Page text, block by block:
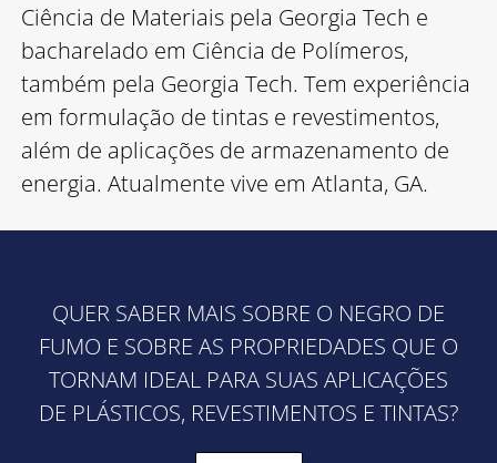
Ciência de Materiais pela Georgia Tech e
bacharelado em Ciência de Polímeros,
também pela Georgia Tech. Tem experiência
em formulação de tintas e revestimentos,
além de aplicações de armazenamento de
energia. Atualmente vive em Atlanta, GA.
QUER SABER MAIS SOBRE O NEGRO DE
FUMO E SOBRE AS PROPRIEDADES QUE O
TORNAM IDEAL PARA SUAS APLICAÇÕES
DE PLÁSTICOS, REVESTIMENTOS E TINTAS?